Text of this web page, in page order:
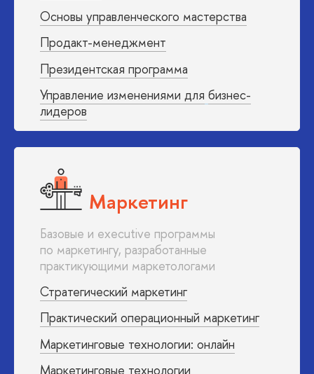
Основы управленческого мастерства
Продакт-менеджмент
Президентская программа
Управление изменениями для бизнес-
лидеров
Маркетинг
Базовые и executive программы
по маркетингу, разработанные
практикующими маркетологами
Стратегический маркетинг
Практический операционный маркетинг
Маркетинговые технологии: онлайн
Маркетинговые технологии